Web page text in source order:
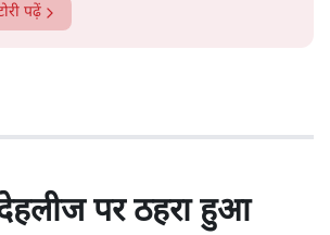
पढ़ें
पर ठहरा हुआ